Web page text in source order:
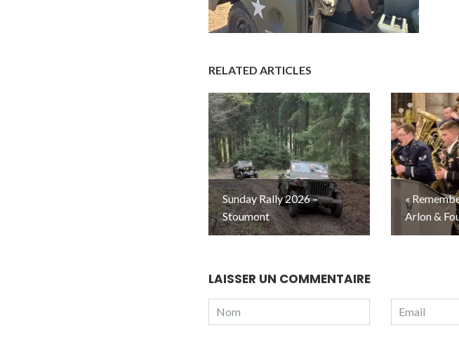
RELATED ARTICLES
Sunday Rally 2026 –
Stoumont
«
Arlon &
LAISSER UN COMMENTAIRE